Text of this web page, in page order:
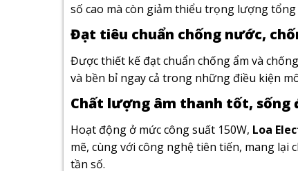
số cao mà còn giảm thiểu trọng lượng
Đạt tiêu chuẩn chống nước,
Được thiết kế đạt chuẩn chống ẩm và
và bền bỉ ngay cả trong những điều kiện
Chất lượng âm thanh tốt, sống
Hoạt động ở mức công suất 150W, Loa
mẽ, cùng với công nghệ tiên tiến, mang
tần số.